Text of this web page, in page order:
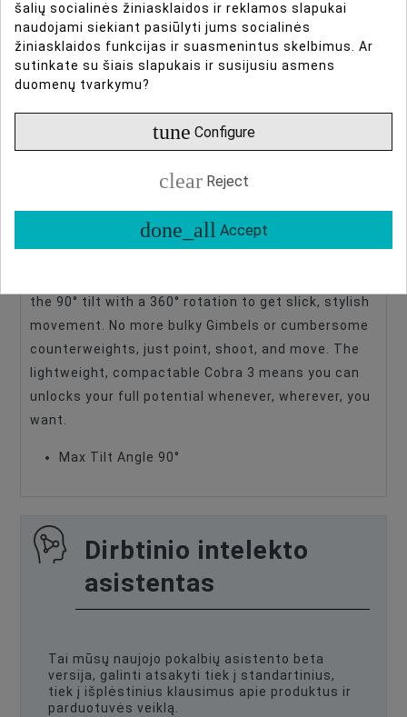
DIRBTINIO INTELEKTO ASISTENTAS
DAUGIAU INFORMACIJOS
DUOMENŲ LAPAS
ATSILIEPIMAI
Type Of Product Tripod Video
iFootage Cobra 3 Low Profile Minipod CB3 BASE
the 90° tilt with a 360° rotation to get slick, stylish
movement. No more bulky Gimbels or cumbersome
counterweights, just point, shoot, and move. The
lightweight, compactable Cobra 3 means you can
unlocks your full potential whenever, wherever, you
want.
Max Tilt Angle 90°
Dirbtinio intelekto
asistentas
Tai mūsų naujojo pokalbių asistento beta
versija, galinti atsakyti tiek į standartinius,
tiek į išplėstinius klausimus apie produktus ir
parduotuvės veiklą.
šalių socialinės žiniasklaidos ir reklamos slapukai
naudojami siekiant pasiūlyti jums socialinės
žiniasklaidos funkcijas ir suasmenintus skelbimus. Ar
sutinkate su šiais slapukais ir susijusiu asmens
duomenų tvarkymu?
tune Configure
clear Reject
done_all Accept